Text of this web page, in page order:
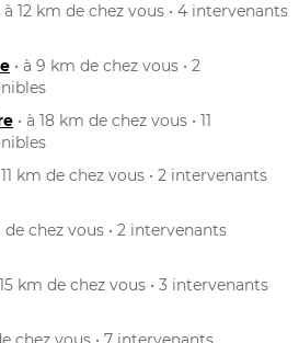
à 12 km de chez vous • 4 intervenants
• à 9 km de chez vous • 2
• à 18 km de chez vous • 11
11 km de chez vous • 2 intervenants
de chez vous • 2 intervenants
15 km de chez vous • 3 intervenants